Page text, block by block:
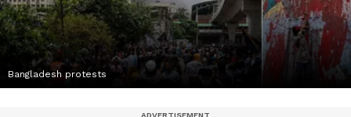
Bangladesh protests